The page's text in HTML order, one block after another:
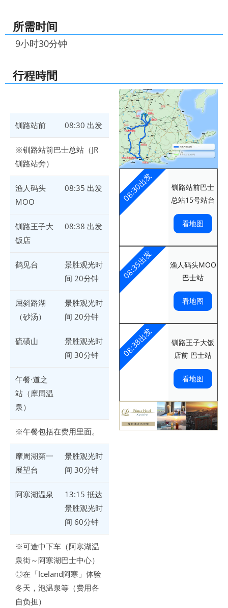
所需时间
9小时30分钟
行程時間
钏路站前 08:30 出发
※钏路站前巴士总站（JR
钏路站旁）
渔人码头
MOO
08:35 出发
钏路王子大
饭店
08:38 出发
鹤见台
景胜观光时
间 20分钟
屈斜路湖
（砂汤）
景胜观光时
间 20分钟
硫磺山
景胜观光时
间 30分钟
午餐·道之
站（摩周温
泉）
※午餐包括在费用里面。
摩周湖第一
展望台
景胜观光时
间 30分钟
阿寒湖温泉
13:15 抵达
景胜观光时
间 60分钟
※可途中下车（阿寒湖温
泉街～阿寒湖巴士中心）
◎在「Iceland阿寒」体验
冬天，泡温泉等（费用各
自负担）
钏路站前巴士
总站15号站台
看地图
08:30出发
渔人码头MOO
巴士站
看地图
08:35出发
钏路王子大饭
店前 巴士站
看地图
08:38出发